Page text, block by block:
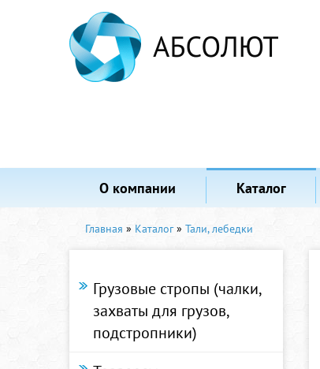
О компании Каталог
Главная » Каталог» Тали, лебедки
Грузовые стропы (чалки,
захваты для грузов,
подстропники)